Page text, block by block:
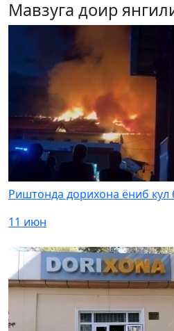
Мавзуга доир
Риштонда дорихона ёниб кул
11 июн